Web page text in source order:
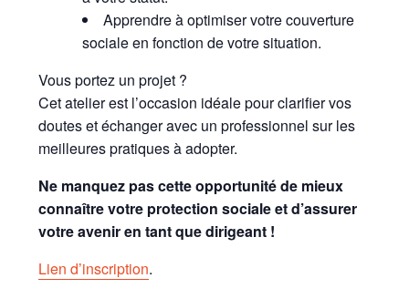
Apprendre à optimiser votre couverture
sociale en fonction de votre situation.
Vous portez un projet ?
Cet atelier est l’occasion idéale pour clarifier vos
doutes et échanger avec un professionnel sur les
meilleures pratiques à adopter.
Ne manquez pas cette opportunité de mieux
connaître votre protection sociale et d’assurer
votre avenir en tant que dirigeant !
Lien d’inscription.